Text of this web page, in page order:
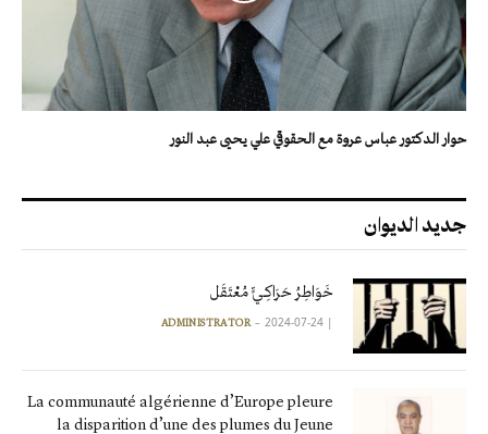
حوار الدكتور عباس عروة مع الحقوقي علي يحيى عبد النور
جديد الديوان
خَوَاطِرُ حَرَاكِـيٍّ مُعْتَقَل
|
ADMINISTRATOR 2024-07-24
La communauté algérienne d’Europe pleure
la disparition d’une des plumes du Jeune